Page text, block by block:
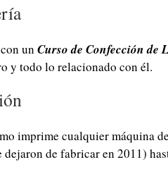
un Curso de Confección de
y todo lo relacionado con él.
imprime cualquier máquina
dejaron de fabricar en 2011)